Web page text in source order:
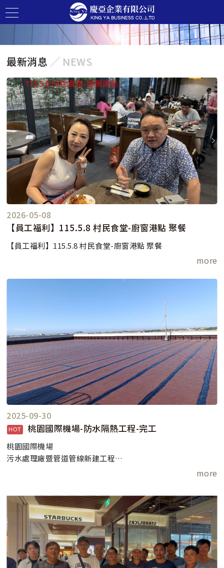
最新消息 ╱ NEWS
2026-05-08
【員工福利】115.5.8 村民食堂-廚窗港點 聚餐
【員工福利】115.5.8 村民食堂-廚窗港點 聚餐
more
2025-09-30
桃園國際機場-防水隔熱工程-完工
桃園國際機場
污水處理廠暨管道管線新建工程
more